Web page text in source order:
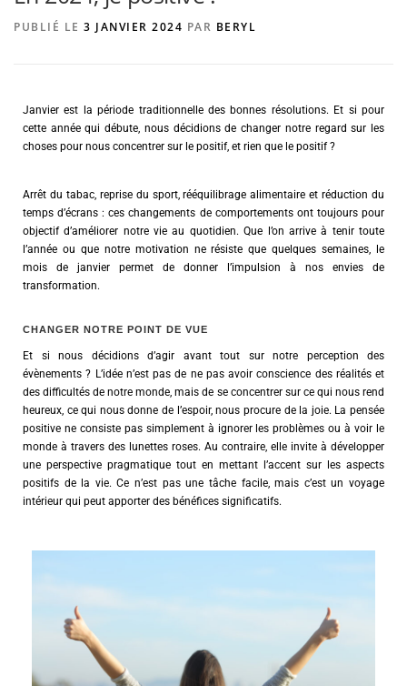
PUBLIÉ LE 3 JANVIER 2024 PAR BERYL
Janvier est la période traditionnelle des bonnes résolutions. Et si pour
cette année qui débute, nous décidions de changer notre regard sur les
choses pour nous concentrer sur le positif, et rien que le positif ?
Arrêt du tabac, reprise du sport, rééquilibrage alimentaire et réduction du
temps d’écrans : ces changements de comportements ont toujours pour
objectif d’améliorer notre vie au quotidien. Que l’on arrive à tenir toute
l’année ou que notre motivation ne résiste que quelques semaines, le
mois de janvier permet de donner l’impulsion à nos envies de
transformation.
CHANGER NOTRE POINT DE VUE
Et si nous décidions d’agir avant tout sur notre perception des
évènements ? L’idée n’est pas de ne pas avoir conscience des réalités et
des difficultés de notre monde, mais de se concentrer sur ce qui nous rend
heureux, ce qui nous donne de l’espoir, nous procure de la joie. La pensée
positive ne consiste pas simplement à ignorer les problèmes ou à voir le
monde à travers des lunettes roses. Au contraire, elle invite à développer
une perspective pragmatique tout en mettant l’accent sur les aspects
positifs de la vie. Ce n’est pas une tâche facile, mais c’est un voyage
intérieur qui peut apporter des bénéfices significatifs.